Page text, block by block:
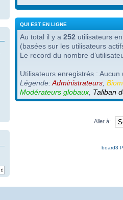
QUI EST EN LIGNE
Au total il y a 252 utilisateurs
(basées sur les utilisateurs
Le record du nombre
Utilisateurs enregistrés :
Légende:Administrateurs
Modérateurs globaux Taliban
Aller à:
board3